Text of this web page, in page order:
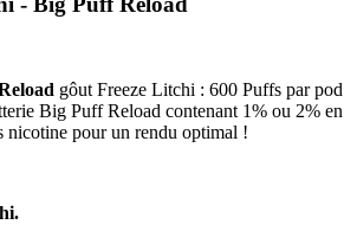
gôut Freeze Litchi : 600 Puffs par pod
Big Puff Reload contenant 1% ou 2% en
nicotine pour un rendu optimal !